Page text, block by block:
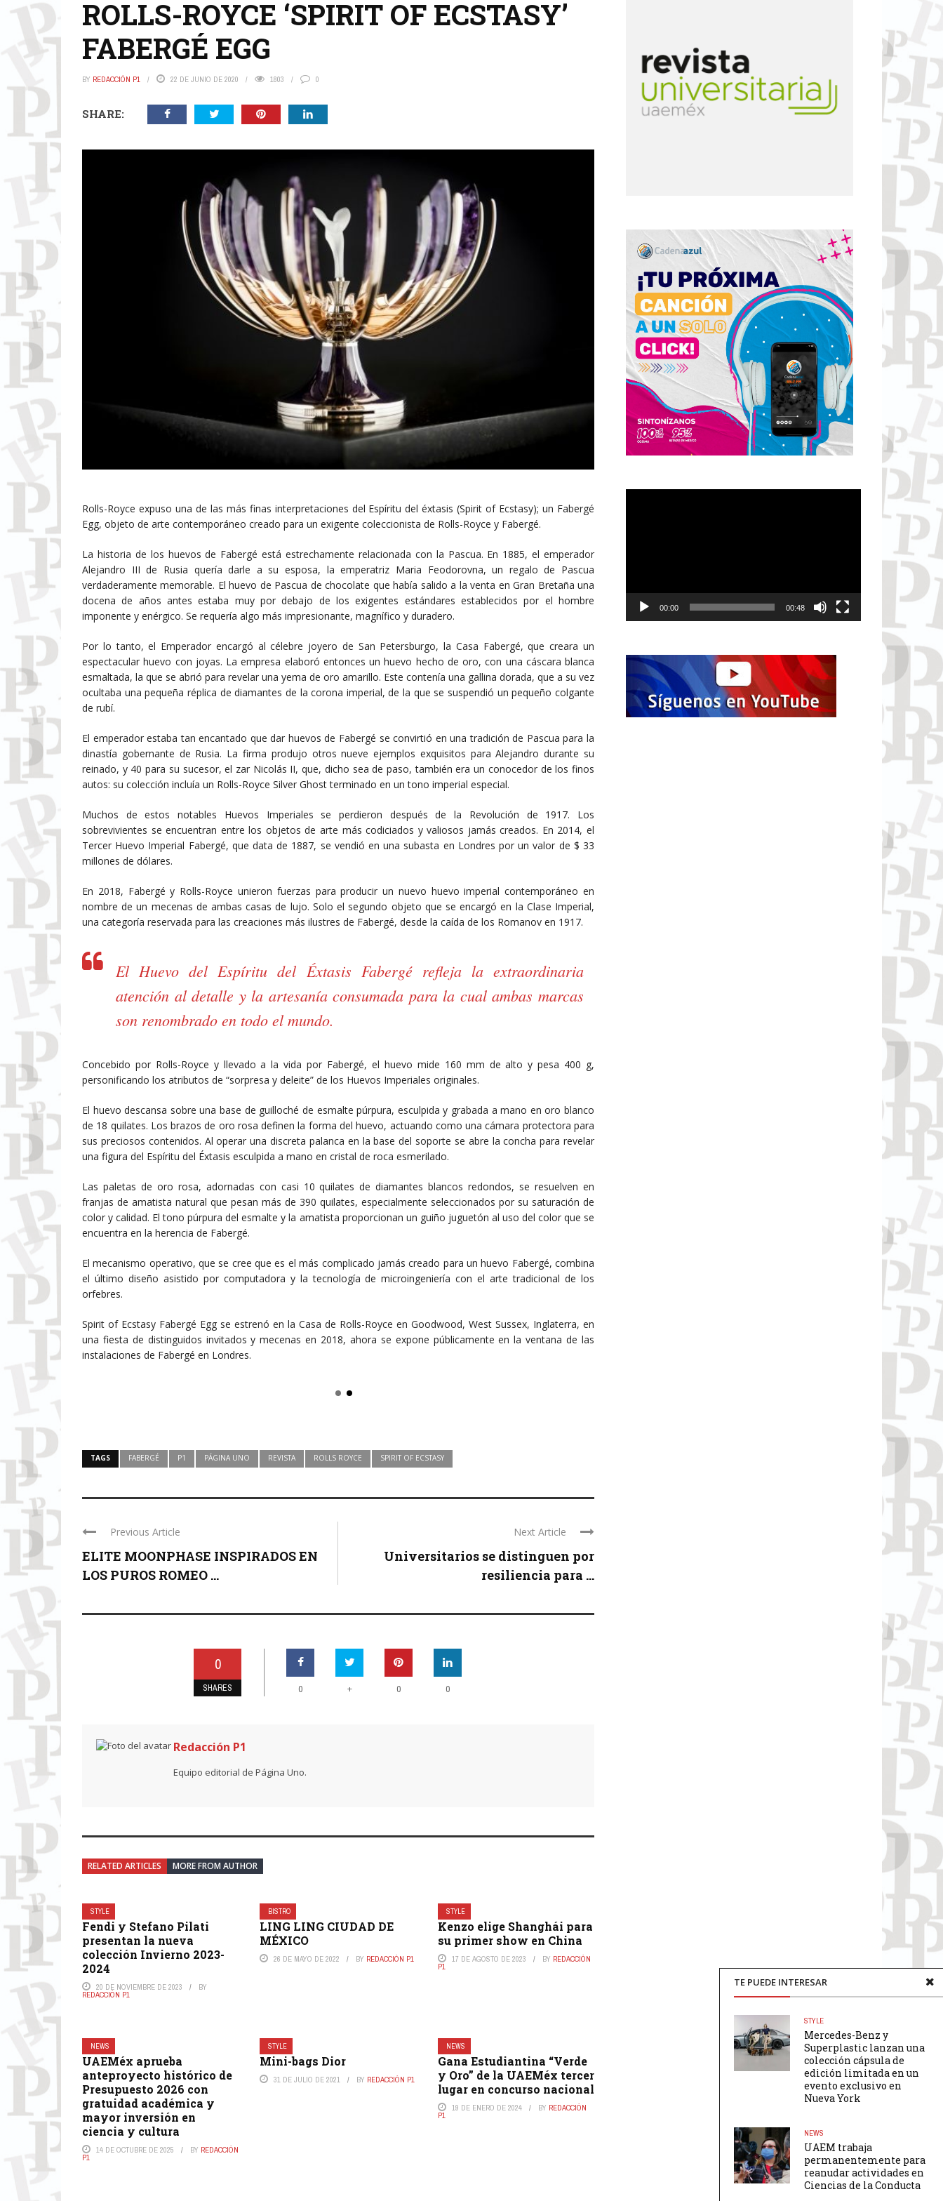
ROLLS-ROYCE ‘SPIRIT OF ECSTASY’
FABERGÉ EGG
BY REDACCIÓN P1 22 DE JUNIO DE 2020 1803 0
SHARE:
Rolls-Royce expuso una de las más finas interpretaciones del Espíritu del éxtasis (Spirit of Ecstasy); un Fabergé
Egg, objeto de arte contemporáneo creado para un exigente coleccionista de Rolls-Royce y Fabergé.
La historia de los huevos de Fabergé está estrechamente relacionada con la Pascua. En 1885, el emperador
Alejandro III de Rusia quería darle a su esposa, la emperatriz Maria Feodorovna, un regalo de Pascua
verdaderamente memorable. El huevo de Pascua de chocolate que había salido a la venta en Gran Bretaña una
docena de años antes estaba muy por debajo de los exigentes estándares establecidos por el hombre
imponente y enérgico. Se requería algo más impresionante, magnífico y duradero.
Por lo tanto, el Emperador encargó al célebre joyero de San Petersburgo, la Casa Fabergé, que creara un
espectacular huevo con joyas. La empresa elaboró entonces un huevo hecho de oro, con una cáscara blanca
esmaltada, la que se abrió para revelar una yema de oro amarillo. Este contenía una gallina dorada, que a su vez
ocultaba una pequeña réplica de diamantes de la corona imperial, de la que se suspendió un pequeño colgante
de rubí.
El emperador estaba tan encantado que dar huevos de Fabergé se convirtió en una tradición de Pascua para la
dinastía gobernante de Rusia. La firma produjo otros nueve ejemplos exquisitos para Alejandro durante su
reinado, y 40 para su sucesor, el zar Nicolás II, que, dicho sea de paso, también era un conocedor de los finos
autos: su colección incluía un Rolls-Royce Silver Ghost terminado en un tono imperial especial.
Muchos de estos notables Huevos Imperiales se perdieron después de la Revolución de 1917. Los
sobrevivientes se encuentran entre los objetos de arte más codiciados y valiosos jamás creados. En 2014, el
Tercer Huevo Imperial Fabergé, que data de 1887, se vendió en una subasta en Londres por un valor de $ 33
millones de dólares.
En 2018, Fabergé y Rolls-Royce unieron fuerzas para producir un nuevo huevo imperial contemporáneo en
nombre de un mecenas de ambas casas de lujo. Solo el segundo objeto que se encargó en la Clase Imperial,
una categoría reservada para las creaciones más ilustres de Fabergé, desde la caída de los Romanov en 1917.
El Huevo del Espíritu del Éxtasis Fabergé refleja la extraordinaria
atención al detalle y la artesanía consumada para la cual ambas marcas
son renombrado en todo el mundo.
Concebido por Rolls-Royce y llevado a la vida por Fabergé, el huevo mide 160 mm de alto y pesa 400 g,
personificando los atributos de “sorpresa y deleite” de los Huevos Imperiales originales.
El huevo descansa sobre una base de guilloché de esmalte púrpura, esculpida y grabada a mano en oro blanco
de 18 quilates. Los brazos de oro rosa definen la forma del huevo, actuando como una cámara protectora para
sus preciosos contenidos. Al operar una discreta palanca en la base del soporte se abre la concha para revelar
una figura del Espíritu del Éxtasis esculpida a mano en cristal de roca esmerilado.
Las paletas de oro rosa, adornadas con casi 10 quilates de diamantes blancos redondos, se resuelven en
franjas de amatista natural que pesan más de 390 quilates, especialmente seleccionados por su saturación de
color y calidad. El tono púrpura del esmalte y la amatista proporcionan un guiño juguetón al uso del color que se
encuentra en la herencia de Fabergé.
El mecanismo operativo, que se cree que es el más complicado jamás creado para un huevo Fabergé, combina
el último diseño asistido por computadora y la tecnología de microingeniería con el arte tradicional de los
orfebres.
Spirit of Ecstasy Fabergé Egg se estrenó en la Casa de Rolls-Royce en Goodwood, West Sussex, Inglaterra, en
una fiesta de distinguidos invitados y mecenas en 2018, ahora se expone públicamente en la ventana de las
instalaciones de Fabergé en Londres.
TAGS FABERGÉ P1 PÁGINA UNO REVISTA ROLLS ROYCE SPIRIT OF ECSTASY
Previous Article
ELITE MOONPHASE INSPIRADOS EN
LOS PUROS ROMEO ...
Next Article
Universitarios se distinguen por
resiliencia para ...
0
SHARES 0 + 0 0
Redacción P1
Equipo editorial de Página Uno.
RELATED ARTICLES MORE FROM AUTHOR
STYLE
Fendi y Stefano Pilati
presentan la nueva
colección Invierno 2023-
2024
20 DE NOVIEMBRE DE 2023 BY
REDACCIÓN P1
BISTRO
LING LING CIUDAD DE
MÉXICO
26 DE MAYO DE 2022 BY REDACCIÓN P1
STYLE
Kenzo elige Shanghái para
su primer show en China
17 DE AGOSTO DE 2023 BY REDACCIÓN
P1
NEWS
UAEMéx aprueba
anteproyecto histórico de
Presupuesto 2026 con
gratuidad académica y
mayor inversión en
ciencia y cultura
14 DE OCTUBRE DE 2025 BY REDACCIÓN
P1
STYLE
Mini-bags Dior
31 DE JULIO DE 2021 BY REDACCIÓN P1
NEWS
Gana Estudiantina “Verde
y Oro” de la UAEMéx tercer
lugar en concurso nacional
19 DE ENERO DE 2024 BY REDACCIÓN
P1
TE PUEDE INTERESAR
STYLE
Mercedes-Benz y
Superplastic lanzan una
colección cápsula de
edición limitada en un
evento exclusivo en
Nueva York
NEWS
UAEM trabaja
permanentemente para
reanudar actividades en
Ciencias de la Conducta
00:00 00:48